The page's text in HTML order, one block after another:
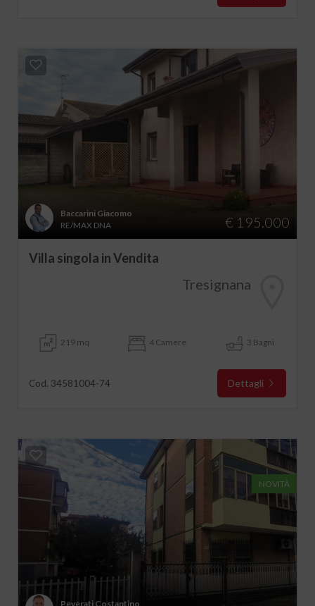
Baccarini Giacomo
RE/MAX DNA
€ 195.000
Villa singola in Vendita
Tresignana
219 mq 4 Camere 3 Bagni
Cod. 34581004-74 Dettagli
NOVITÀ
Peverati Costantino